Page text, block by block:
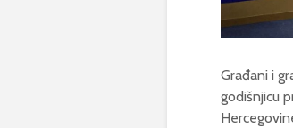
Građani i
godišnjicu